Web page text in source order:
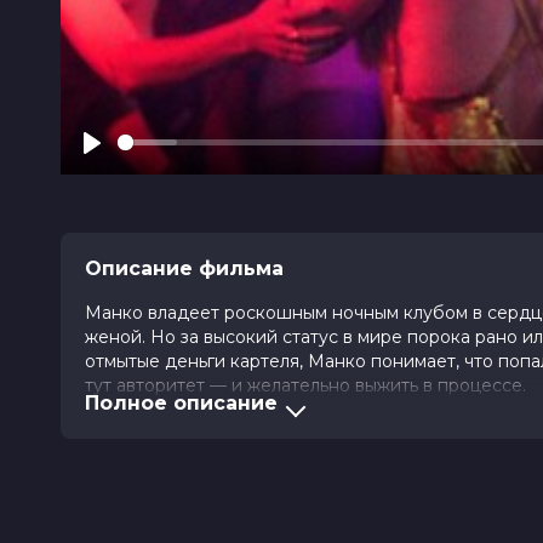
Play
Описание фильма
Манко владеет роскошным ночным клубом в
женой. Но за высокий статус в мире порока рано
отмытые деньги картеля, Манко понимает, что
тут авторитет — и желательно выжить в процессе.
Полное описание